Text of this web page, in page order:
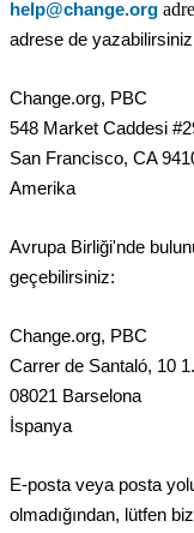
help@change.org
adrese de yazabilirsiniz
Change.org, PBC
548 Market Caddesi #
San Francisco, CA
Amerika
Avrupa Birliği'nde
geçebilirsiniz:
Change.org, PBC
Carrer de Santaló, 10 1.
08021 Barselona
spanya
E-posta veya posta
olmadığından, ütfen